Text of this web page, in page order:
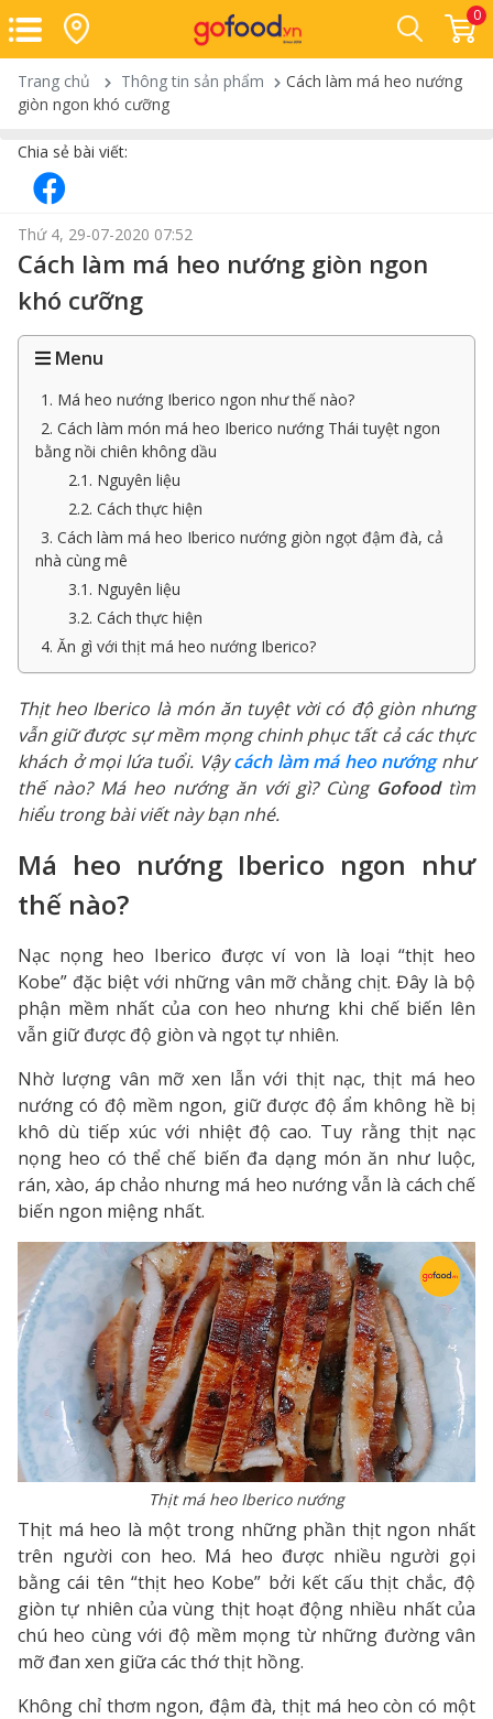
0
Trang chủ Thông tin sản phẩm
Cách làm má heo nướng
giòn ngon khó cưỡng
Chia sẻ bài viết:
Thứ 4, 29-07-2020 07:52
Cách làm má heo nướng giòn ngon
khó cưỡng
Menu
1. Má heo nướng Iberico ngon như thế nào?
2. Cách làm món má heo Iberico nướng Thái tuyệt ngon
bằng nồi chiên không dầu
2.1. Nguyên liệu
2.2. Cách thực hiện
3. Cách làm má heo Iberico nướng giòn ngọt đậm đà, cả
nhà cùng mê
3.1. Nguyên liệu
3.2. Cách thực hiện
4. Ăn gì với thịt má heo nướng Iberico?
Thịt heo Iberico là món ăn tuyệt vời có độ giòn nhưng
vẫn giữ được sự mềm mọng chinh phục tất cả các thực
khách ở mọi lứa tuổi. Vậycách làm má heo nướngnhư
thế nào? Má heo nướng ăn với gì? Cùng Gofoodtìm
hiểu trong bài viết này bạn nhé.
Má heo nướng Iberico ngon như
thế nào?
Nạc nọng heo Iberico được ví von là loại “thịt heo
Kobe” đặc biệt với những vân mỡ chằng chịt. Đây là bộ
phận mềm nhất của con heo nhưng khi chế biến lên
vẫn giữ được độ giòn và ngọt tự nhiên.
Nhờ lượng vân mỡ xen lẫn với thịt nạc, thịt má heo
nướng có độ mềm ngon, giữ được độ ẩm không hề bị
khô dù tiếp xúc với nhiệt độ cao. Tuy rằng thịt nạc
nọng heo có thể chế biến đa dạng món ăn như luộc,
rán, xào, áp chảo nhưng má heo nướng vẫn là cách chế
biến ngon miệng nhất.
Thịt má heo Iberico nướng
Thịt má heo là một trong những phần thịt ngon nhất
trên người con heo. Má heo được nhiều người gọi
bằng cái tên “thịt heo Kobe” bởi kết cấu thịt chắc, độ
giòn tự nhiên của vùng thịt hoạt động nhiều nhất của
chú heo cùng với độ mềm mọng từ những đường vân
mỡ đan xen giữa các thớ thịt hồng.
Không chỉ thơm ngon, đậm đà, thịt má heo còn có một